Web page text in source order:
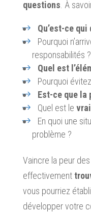
questions . À
Qu’est-ce
Pourquoi
responsabilités ?
Quel est
Pourquoi
Est-ce que la
Quel est le
En quoi une
problème ?
Vaincre la peur
effectivement
vous pourriez
développer votre